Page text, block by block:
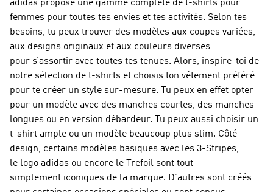
adidas propose une gamme complète de t-shirts pour
femmes pour toutes tes envies et tes activités. Selon tes
besoins, tu peux trouver des modèles aux coupes variées,
aux designs originaux et aux couleurs diverses
pour s’assortir avec toutes tes tenues. Alors, inspire-toi de
notre sélection de t-shirts et choisis ton vêtement préféré
pour te créer un style sur-mesure. Tu peux en effet opter
pour un modèle avec des manches courtes, des manches
longues ou en version débardeur. Tu peux aussi choisir un
t-shirt ample ou un modèle beaucoup plus slim. Côté
design, certains modèles basiques avec les 3-Stripes,
le logo adidas ou encore le Trefoil sont tout
simplement iconiques de la marque. D’autres sont créés